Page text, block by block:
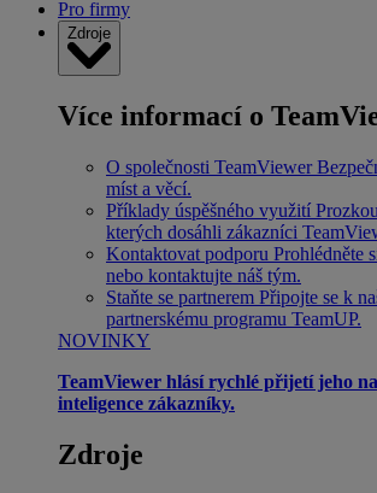
Pro firmy
Zdroje
Více informací o
O společnosti TeamViewer
míst a věcí.
Příklady úspěšného využití
kterých dosáhli zákazníci
Kontaktovat podporu Prohlédněte
nebo kontaktujte náš tým.
Staňte se partnerem Připojte se k
partnerskému programu TeamUP.
NOVINKY
TeamViewer hlásí rychlé přijetí jeho
inteligence zákazníky.
Zdroje